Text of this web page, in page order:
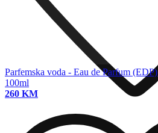
Parfemska voda - Eau de Parfum (EDP)
100ml
260 KM